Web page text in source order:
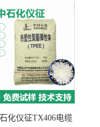
化仪征TX406电缆